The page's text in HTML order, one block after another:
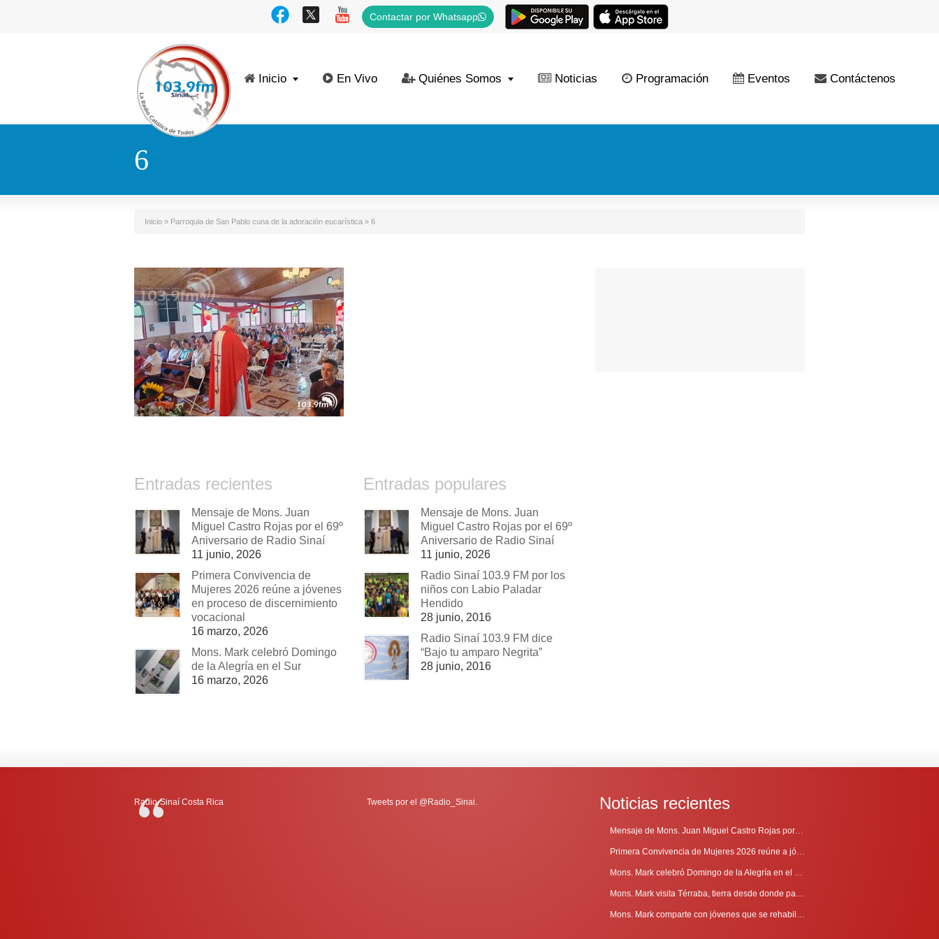
Contactar por Whatsapp
Inicio En Vivo Quiénes Somos Noticias Programación Eventos Contáctenos
6
Inicio » Parroquia de San Pablo cuna de la adoración eucarística » 6
Entradas recientes
Mensaje de Mons. Juan
Miguel Castro Rojas por el 69º
Aniversario de Radio Sinaí
11 junio, 2026
Primera Convivencia de
Mujeres 2026 reúne a jóvenes
en proceso de discernimiento
vocacional
16 marzo, 2026
Mons. Mark celebró Domingo
de la Alegría en el Sur
16 marzo, 2026
Entradas populares
Mensaje de Mons. Juan
Miguel Castro Rojas por el 69º
Aniversario de Radio Sinaí
11 junio, 2026
Radio Sinaí 103.9 FM por los
niños con Labio Paladar
Hendido
28 junio, 2016
Radio Sinaí 103.9 FM dice
“Bajo tu amparo Negrita”
28 junio, 2016
Radio-Sinaí Costa Rica Tweets por el @Radio_Sinai. Noticias recientes
Mensaje de Mons. Juan Miguel Castro Rojas por el 69º Aniversario de Radio Sinaí
Primera Convivencia de Mujeres 2026 reúne a jóvenes en proceso de discernimiento vocacional
Mons. Mark celebró Domingo de la Alegría en el Sur
Mons. Mark visita Térraba, tierra desde donde parte la evangelización
Mons. Mark comparte con jóvenes que se rehabilitan en Comunidad Cenáculo